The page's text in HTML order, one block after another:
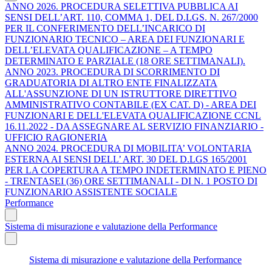
ANNO 2026. PROCEDURA SELETTIVA PUBBLICA AI
SENSI DELL’ART. 110, COMMA 1, DEL D.LGS. N. 267/2000
PER IL CONFERIMENTO DELL’INCARICO DI
FUNZIONARIO TECNICO – AREA DEI FUNZIONARI E
DELL’ELEVATA QUALIFICAZIONE – A TEMPO
DETERMINATO E PARZIALE (18 ORE SETTIMANALI).
ANNO 2023. PROCEDURA DI SCORRIMENTO DI
GRADUATORIA DI ALTRO ENTE FINALIZZATA
ALL'ASSUNZIONE DI UN ISTRUTTORE DIRETTIVO
AMMINISTRATIVO CONTABILE (EX CAT. D) - AREA DEI
FUNZIONARI E DELL'ELEVATA QUALIFICAZIONE CCNL
16.11.2022 - DA ASSEGNARE AL SERVIZIO FINANZIARIO -
UFFICIO RAGIONERIA
ANNO 2024. PROCEDURA DI MOBILITA’ VOLONTARIA
ESTERNA AI SENSI DELL’ ART. 30 DEL D.LGS 165/2001
PER LA COPERTURA A TEMPO INDETERMINATO E PIENO
- TRENTASEI (36) ORE SETTIMANALI - DI N. 1 POSTO DI
FUNZIONARIO ASSISTENTE SOCIALE
Performance
Sistema di misurazione e valutazione della Performance
Sistema di misurazione e valutazione della Performance